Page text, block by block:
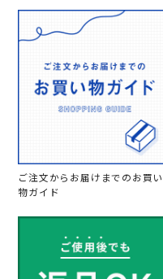
ご注文からお届けまでのお買い
物ガイド